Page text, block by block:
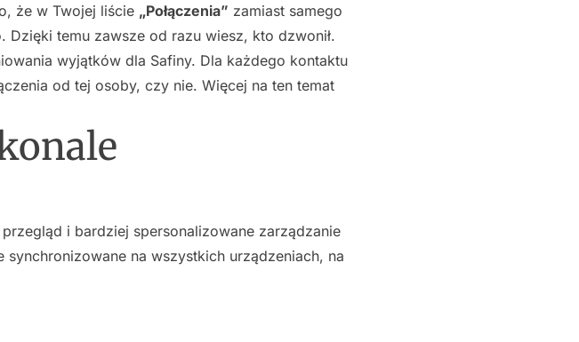
że w Twojej liście „Połączenia” zamiast samego
temu zawsze od razu wiesz, kto dzwonił.
wyjątków dla Safiny. Dla każdego kontaktu
od tej osoby, czy nie. Więcej na ten temat
i bardziej spersonalizowane zarządzanie
na wszystkich urządzeniach, na